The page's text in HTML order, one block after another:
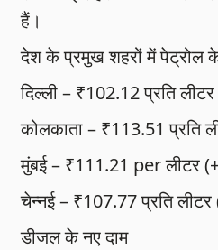
हैं।
देश के प्रमुख शहरों में पेट्रोल
दिल्ली – ₹102.12 प्रति
कोलकाता – ₹113.51 प्रति
मुंबई – ₹111.21 per लीटर
चेन्नई – ₹107.77 प्रति
डीजल के नए दाम